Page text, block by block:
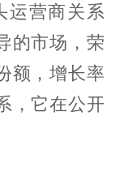
运营商关系
的市场，荣
额，增长率
，它在公开